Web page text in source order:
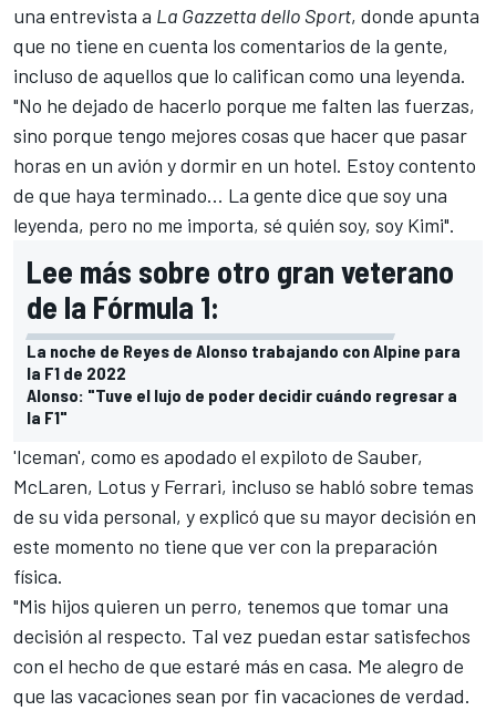
una entrevista a La Gazzetta dello Sport, donde apunta
que no tiene en cuenta los comentarios de la gente,
incluso de aquellos que lo califican como una leyenda.
"No he dejado de hacerlo porque me falten las fuerzas,
sino porque tengo mejores cosas que hacer que pasar
horas en un avión y dormir en un hotel. Estoy contento
de que haya terminado... La gente dice que soy una
leyenda, pero no me importa, sé quién soy, soy Kimi".
Lee más sobre otro gran veterano
de la Fórmula 1:
La noche de Reyes de Alonso trabajando con Alpine para
la F1 de 2022
Alonso: "Tuve el lujo de poder decidir cuándo regresar a
la F1"
'Iceman', como es apodado el expiloto de Sauber,
McLaren, Lotus y Ferrari, incluso se habló sobre temas
de su vida personal, y explicó que su mayor decisión en
este momento no tiene que ver con la preparación
física.
"Mis hijos quieren un perro, tenemos que tomar una
decisión al respecto. Tal vez puedan estar satisfechos
con el hecho de que estaré más en casa. Me alegro de
que las vacaciones sean por fin vacaciones de verdad.